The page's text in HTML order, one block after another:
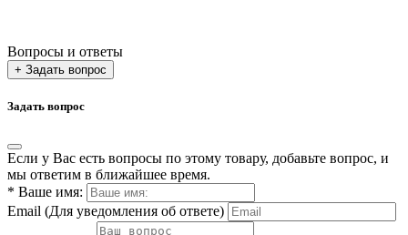
Вопросы и ответы
+ Задать вопрос
Задать вопрос
Если у Вас есть вопросы по этому товару, добавьте вопрос, и
мы ответим в ближайшее время.
* Ваше имя:
Email (Для уведомления об ответе)